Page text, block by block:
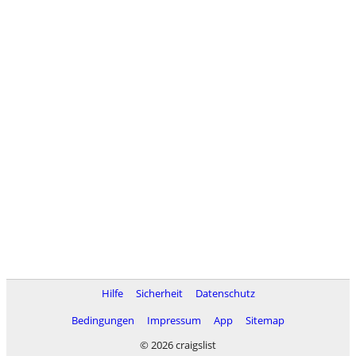
Hilfe Sicherheit
Datenschutz
Bedingungen
Impressum App
Sitemap
© 2026 craigslist